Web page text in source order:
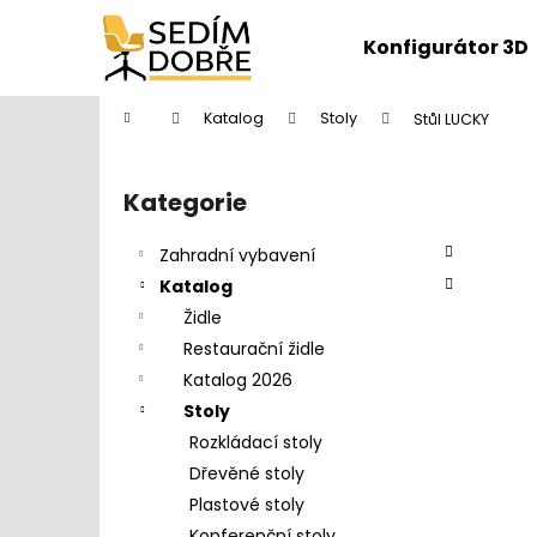
Konfigurátor 3D
Domů Katalog Stoly Stůl LUCKY
Přeskočit
kategorie
Kategorie
Zahradní vybavení
Katalog
Židle
Restaurační židle
Katalog 2026
Stoly
Rozkládací stoly
Dřevěné stoly
Plastové stoly
í
Zpět
do
Zpět
do
DĚTŠKÁ ŽIDLE FUXO S-LINE